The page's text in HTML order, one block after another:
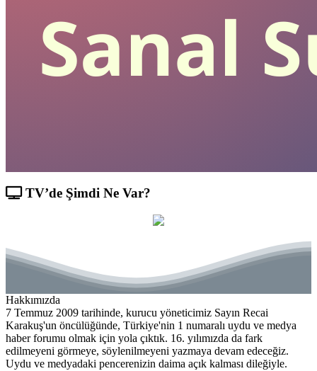
TV’de Şimdi Ne Var?
Hakkımızda
7 Temmuz 2009 tarihinde, kurucu yöneticimiz Sayın Recai
Karakuş'un öncülüğünde, Türkiye'nin 1 numaralı uydu ve medya
haber forumu olmak için yola çıktık. 16. yılımızda da fark
edilmeyeni görmeye, söylenilmeyeni yazmaya devam edeceğiz.
Uydu ve medyadaki pencerenizin daima açık kalması dileğiyle.